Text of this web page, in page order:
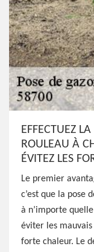
EFFECTUEZ
ROULEAU À
ÉVITEZ LES
Le premier
c’est que la pose
à n’importe
éviter les
forte chaleur. Le